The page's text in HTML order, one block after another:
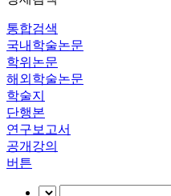
통합검색
국내학술논문
학위논문
해외학술논문
학술지
단행본
연구보고서
공개강의
버튼